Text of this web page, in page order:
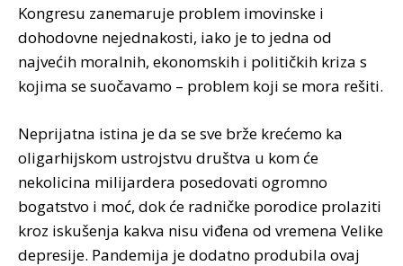
Kongresu zanemaruje problem imovinske i
dohodovne nejednakosti, iako je to jedna od
najvećih moralnih, ekonomskih i političkih kriza s
kojima se suočavamo – problem koji se mora rešiti.
Neprijatna istina je da se sve brže krećemo ka
oligarhijskom ustrojstvu društva u kom će
nekolicina milijardera posedovati ogromno
bogatstvo i moć, dok će radničke porodice prolaziti
kroz iskušenja kakva nisu viđena od vremena Velike
depresije. Pandemija je dodatno produbila ovaj